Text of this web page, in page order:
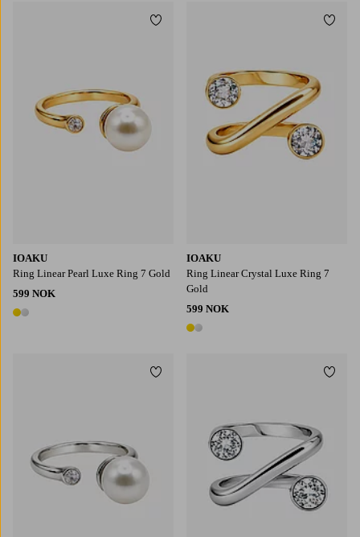
IOAKU
Ring Linear Pearl Luxe Ring 7 Gold
599 NOK
2 farger
Legg til favoritter
IOAKU
Ring Linear Crystal Luxe Ring 7
Gold
599 NOK
2 farger
Legg til favoritter